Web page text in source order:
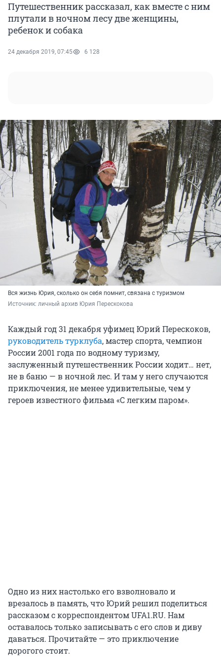
Путешественник рассказал, как вместе с ним
плутали в ночном лесу две женщины,
ребенок и собака
24 декабря 2019, 07:45 6 128
Вся жизнь Юрия, сколько он себя помнит, связана с туризмом
Источник: личный архив Юрия Перескокова
Каждый год 31 декабря уфимец Юрий Перескоков,
руководитель турклуба, мастер спорта, чемпион
России 2001 года по водному туризму,
заслуженный путешественник России ходит… нет,
не в баню — в ночной лес. И там у него случаются
приключения, не менее удивительные, чем у
героев известного фильма «С легким паром».
Одно из них настолько его взволновало и
врезалось в память, что Юрий решил поделиться
рассказом с корреспондентом UFA1.RU. Нам
оставалось только записывать с его слов и диву
даваться. Прочитайте — это приключение
дорогого стоит.